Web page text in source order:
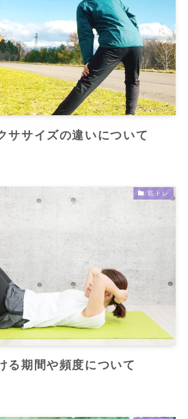
ササイズの違いについて
筋トレ
る期間や頻度について